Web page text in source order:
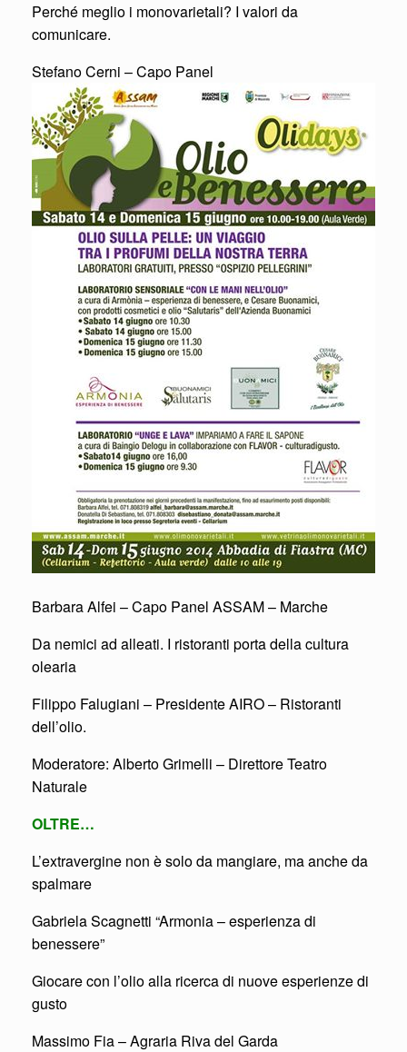
Perché meglio i monovarietali? I valori da
comunicare.
Stefano Cerni – Capo Panel
Barbara Alfei – Capo Panel ASSAM – Marche
Da nemici ad alleati. I ristoranti porta della cultura
olearia
Filippo Falugiani – Presidente AIRO – Ristoranti
dell’olio.
Moderatore: Alberto Grimelli – Direttore Teatro
Naturale
OLTRE…
L’extravergine non è solo da mangiare, ma anche da
spalmare
Gabriela Scagnetti “Armonia – esperienza di
benessere”
Giocare con l’olio alla ricerca di nuove esperienze di
gusto
Massimo Fia – Agraria Riva del Garda